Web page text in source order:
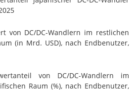
von DC/DC-Wandlern im restlichen
(in Mrd. USD), nach Endbenutzer,
von DC/DC-Wandlern im
Raum (%), nach Endbenutzer,